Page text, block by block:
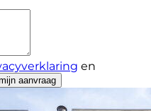
en
aanvraag